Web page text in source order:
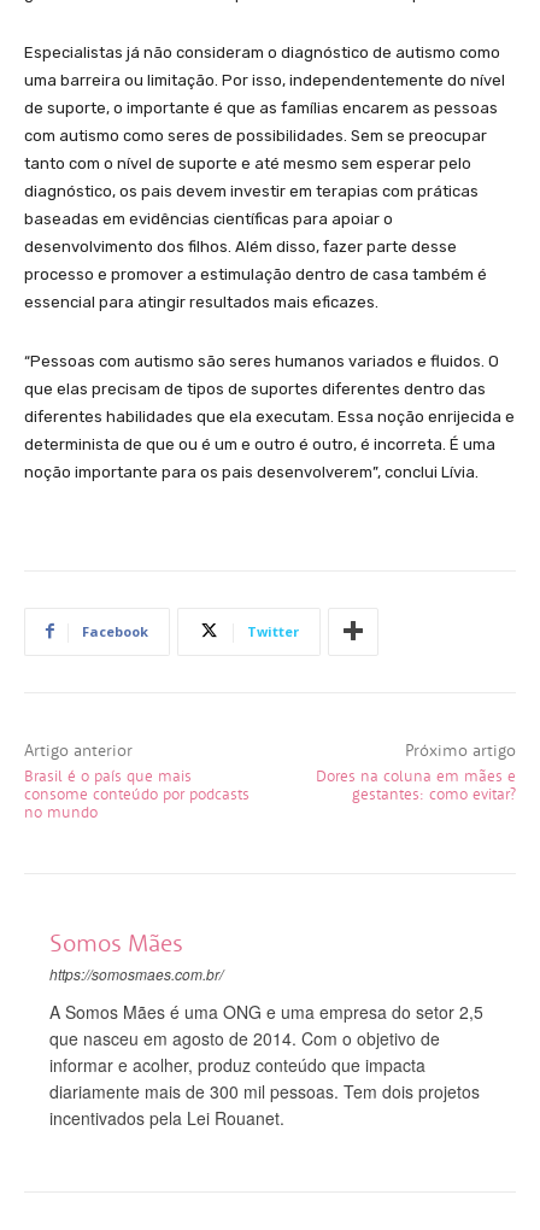
Especialistas já não consideram o diagnóstico de autismo como
uma barreira ou limitação. Por isso, independentemente do nível
de suporte, o importante é que as famílias encarem as pessoas
com autismo como seres de possibilidades. Sem se preocupar
tanto com o nível de suporte e até mesmo sem esperar pelo
diagnóstico, os pais devem investir em terapias com práticas
baseadas em evidências científicas para apoiar o
desenvolvimento dos filhos. Além disso, fazer parte desse
processo e promover a estimulação dentro de casa também é
essencial para atingir resultados mais eficazes.
“Pessoas com autismo são seres humanos variados e fluidos. O
que elas precisam de tipos de suportes diferentes dentro das
diferentes habilidades que ela executam. Essa noção enrijecida e
determinista de que ou é um e outro é outro, é incorreta. É uma
noção importante para os pais desenvolverem”, conclui Lívia.
Facebook Twitter
Artigo anterior
Brasil é o país que mais
consome conteúdo por podcasts
no mundo
Próximo artigo
Dores na coluna em mães e
gestantes: como evitar?
Somos Mães
https://somosmaes.com.br/
A Somos Mães é uma ONG e uma empresa do setor 2,5
que nasceu em agosto de 2014. Com o objetivo de
informar e acolher, produz conteúdo que impacta
diariamente mais de 300 mil pessoas. Tem dois projetos
incentivados pela Lei Rouanet.